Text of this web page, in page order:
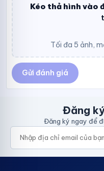
Kéo thả hình vào
Tối đa 5 ảnh,
Gửi đánh giá
Đăng
Đăng ký ngay để